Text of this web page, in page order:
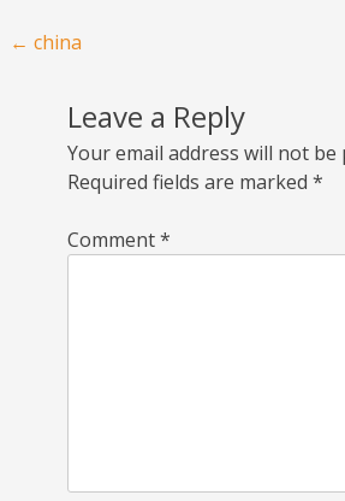
Post navigation
← china
Leave a Reply
Your email address will not be
Required fields are marked *
Comment*